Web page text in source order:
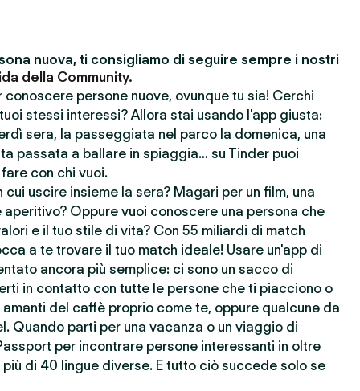
nuova, ti consigliamo di seguire sempre i nostri
della Community.
persone nuove, ovunque tu sia! Cerchi
stessi interessi? Allora stai usando l'app giusta:
sera, la passeggiata nel parco la domenica, una
passata a ballare in spiaggia… su Tinder puoi
con chi vuoi.
uscire insieme la sera? Magari per un film, una
aperitivo? Oppure vuoi conoscere una persona che
e il tuo stile di vita? Con 55 miliardi di match
a te trovare il tuo match ideale! Usare un'app di
ancora più semplice: ci sono un sacco di
in contatto con tutte le persone che ti piacciono o
del caffè proprio come te, oppure qualcunə da
Quando parti per una vacanza o un viaggio di
per incontrare persone interessanti in oltre
di 40 lingue diverse. E tutto ciò succede solo se